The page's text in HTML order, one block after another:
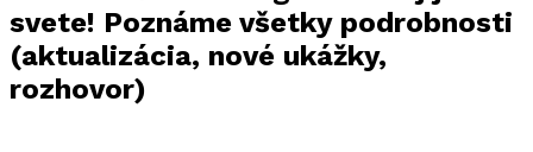
svete! Poznáme všetky podrobnosti
(aktualizácia, nové ukážky,
rozhovor)